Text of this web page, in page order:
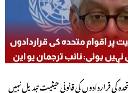
کی قراردادوں کی قانونی حیثیت تبدیل نہیں